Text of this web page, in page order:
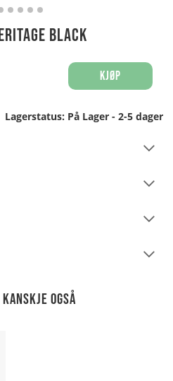
Black
Kjøp
Lagerstatus: På Lager - 2-5 dager
også